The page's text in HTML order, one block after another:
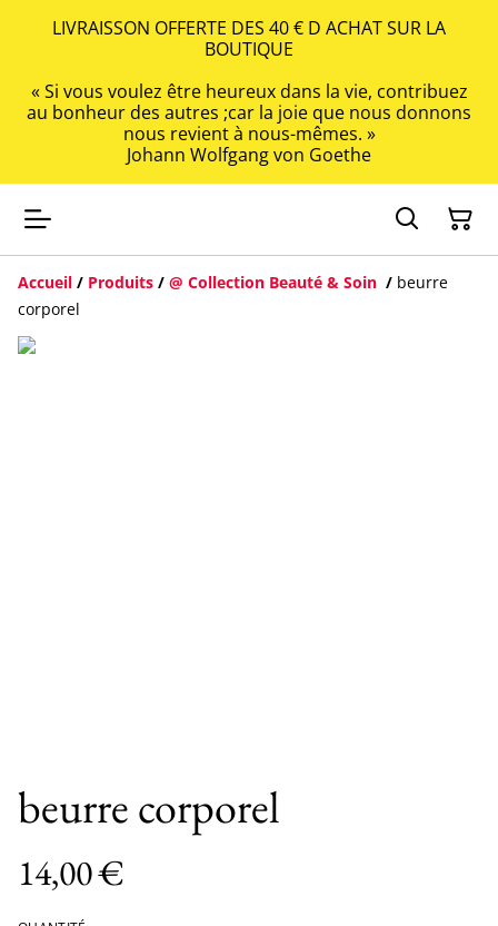
LIVRAISSON OFFERTE DES 40 € D ACHAT SUR LA
BOUTIQUE
« Si vous voulez être heureux dans la vie, contribuez
au bonheur des autres ;car la joie que nous donnons
nous revient à nous-mêmes. »
Johann Wolfgang von Goethe
Accueil / Produits / @ Collection Beauté & Soin / beurre
corporel
beurre corporel
14,00 €